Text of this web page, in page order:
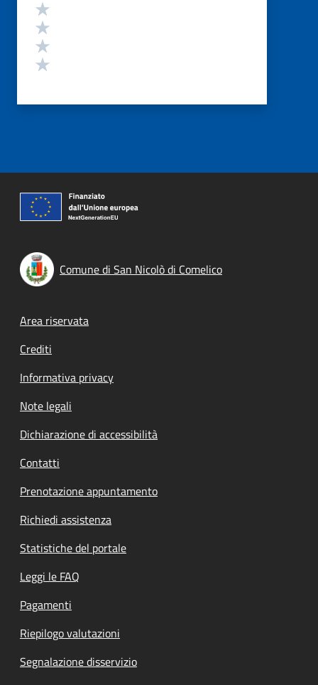
Comune di San Nicolò di Comelico
Footer menu
Area riservata
Crediti
Informativa privacy
Note legali
Dichiarazione di accessibilità
Contatti
Prenotazione appuntamento
Richiedi assistenza
Statistiche del portale
Leggi le FAQ
Pagamenti
Riepilogo valutazioni
Segnalazione disservizio